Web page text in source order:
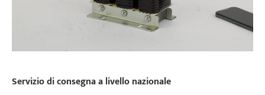
Servizio di consegna a livello nazionale